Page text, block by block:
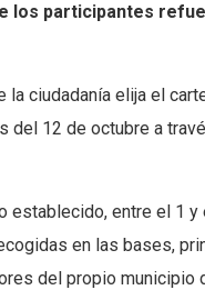
los participantes
ciudadanía elija el
12 de octubre a
entre el 1
en las bases,
del propio municipio